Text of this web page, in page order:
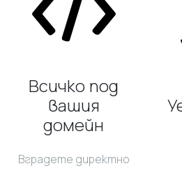
Всичко под
вашия
домейн
Вградете директно